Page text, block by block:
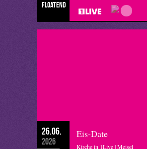
floatend
26.06.
2026
Eis-Date
Kirche in 1Live | Meisel